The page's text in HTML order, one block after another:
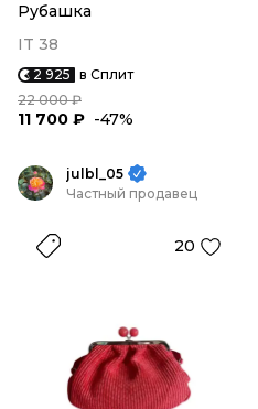
Рубашка
IT 38
2 925 в Сплит
22 000 ₽
11 700 ₽ -47%
julbl_05
Частный продавец
20